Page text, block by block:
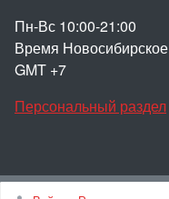
Пн-Вс 10:00-21:00
Время Новосибирское
GMT +7
Персональный раздел
Наверх